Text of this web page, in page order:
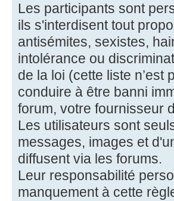
Les participants sont
ils s'interdisent tout
antisémites, sexistes,
intolérance ou
de la loi (cette liste
conduire à être banni
forum, votre fournisseur
Les utilisateurs sont
messages, images et
diffusent via les forums.
Leur responsabilité
manquement à cette